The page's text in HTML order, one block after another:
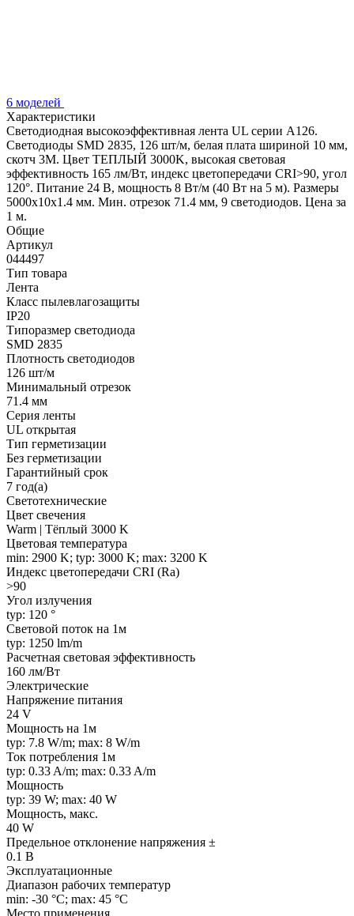
6 моделей
Характеристики
Светодиодная высокоэффективная лента UL серии A126.
Светодиоды SMD 2835, 126 шт/м, белая плата шириной 10 мм,
скотч 3M. Цвет ТЕПЛЫЙ 3000K, высокая световая
эффективность 165 лм/Вт, индекс цветопередачи CRI>90, угол
120°. Питание 24 В, мощность 8 Вт/м (40 Вт на 5 м). Размеры
5000x10x1.4 мм. Мин. отрезок 71.4 мм, 9 светодиодов. Цена за
1 м.
Общие
Артикул
044497
Тип товара
Лента
Класс пылевлагозащиты
IP20
Типоразмер светодиода
SMD 2835
Плотность светодиодов
126 шт/м
Минимальный отрезок
71.4 мм
Серия ленты
UL открытая
Тип герметизации
Без герметизации
Гарантийный срок
7 год(а)
Светотехнические
Цвет свечения
Warm | Тёплый 3000 K
Цветовая температура
min: 2900 K; typ: 3000 K; max: 3200 K
Индекс цветопередачи CRI (Ra)
>90
Угол излучения
typ: 120 °
Световой поток на 1м
typ: 1250 lm/m
Расчетная световая эффективность
160 лм/Вт
Электрические
Напряжение питания
24 V
Мощность на 1м
typ: 7.8 W/m; max: 8 W/m
Ток потребления 1м
typ: 0.33 A/m; max: 0.33 A/m
Мощность
typ: 39 W; max: 40 W
Мощность, макс.
40 W
Предельное отклонение напряжения ±
0.1 В
Эксплуатационные
Диапазон рабочих температур
min: -30 °C; max: 45 °C
Место применения